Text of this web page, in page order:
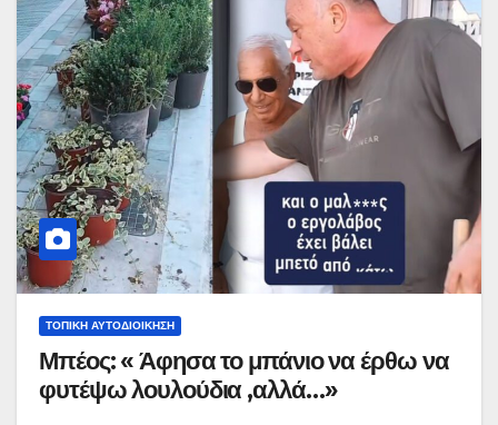
ΤΟΠΙΚΉ ΑΥΤΟΔΙΟΊΚΗΣΗ
Μπέος: « Άφησα το μπάνιο να έρθω να
φυτέψω λουλούδια ,αλλά…»